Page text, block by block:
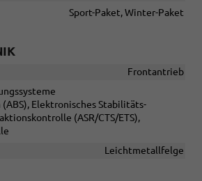
Sport-Paket, Winter-Paket
Frontantrieb
Elektronisches Stabilitäts-
(ASR/CTS/ETS),
Leichtmetallfelge